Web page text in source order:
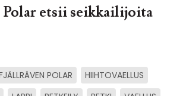
Polar etsii seikkailijoita
POLAR
HIIHTOVAELLUS